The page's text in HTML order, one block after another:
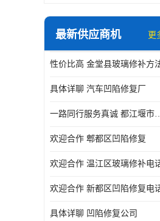
最新供应商机 更
性价比高 金堂县玻璃修补方
具体详聊 汽车凹陷修复厂
一路同行服务真诚 都
欢迎合作 郫都区凹陷修复
欢迎合作 温江区玻璃修补电
欢迎合作 新都区凹陷修复电
具体详聊 凹陷修复公司